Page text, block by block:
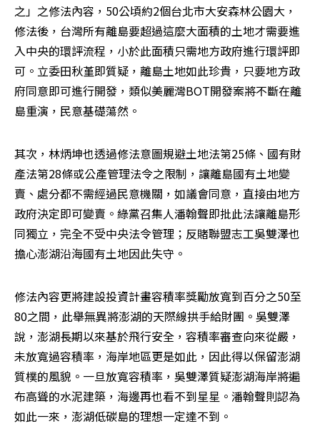
之」之修法內容，50公頃約2個台北市大安森林公園大，
修法後，台灣所有離島要超過這麼大面積的土地才需要進
入中央的環評流程，小於此面積只需地方政府進行環評即
可。立委田秋堇即質疑，離島土地如此珍貴，只要地方政
府同意即可進行開發，類似美麗灣BOT開發案將不斷在離
島重演，民意基礎蕩然。
其次，林炳坤也透過修法意圖規避土地法第25條、國有財
產法第28條或公產管理法令之限制，讓離島國有土地變
賣、處分都不需經過民意機關，如議會同意，直接由地方
政府決定即可變賣。綠黨召集人潘翰聲即批此法讓離島形
同獨立，完全不受中央法令管理；反賭聯盟志工吳雙澤也
擔心澎湖沿海國有土地因此失守。
修法內容更將建設投資計畫容積率獎勵放寬到百分之50至
80之間，此舉無異將澎湖的天際線拱手給財團。吳雙澤
說，澎湖長期以來基於飛行安全，容積率審查向來從嚴，
未放寬過容積率，海岸地區更是如此，因此得以保留澎湖
質樸的風貌。一旦放寬容積率，吳雙澤質疑澎湖海岸將遍
布高聳的水泥建築，海邊再也看不到星星。潘翰聲則認為
如此一來，澎湖低碳島的理想一定達不到。